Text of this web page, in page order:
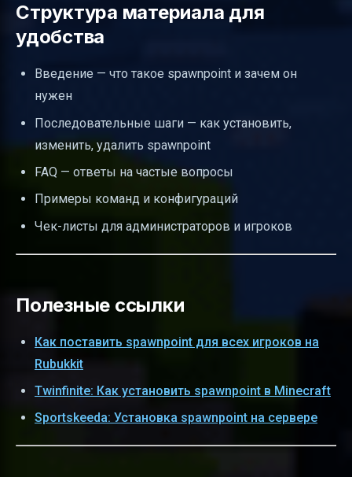
Структура материала для
удобства
Введение — что такое spawnpoint и зачем он
нужен
Последовательные шаги — как установить,
изменить, удалить spawnpoint
FAQ — ответы на частые вопросы
Примеры команд и конфигураций
Чек-листы для администраторов и игроков
Полезные ссылки
Как поставить spawnpoint для всех игроков на
Rubukkit
Twinfinite: Как установить spawnpoint в Minecraft
Sportskeeda: Установка spawnpoint на сервере